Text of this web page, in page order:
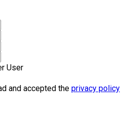
User
and accepted the privacy policy